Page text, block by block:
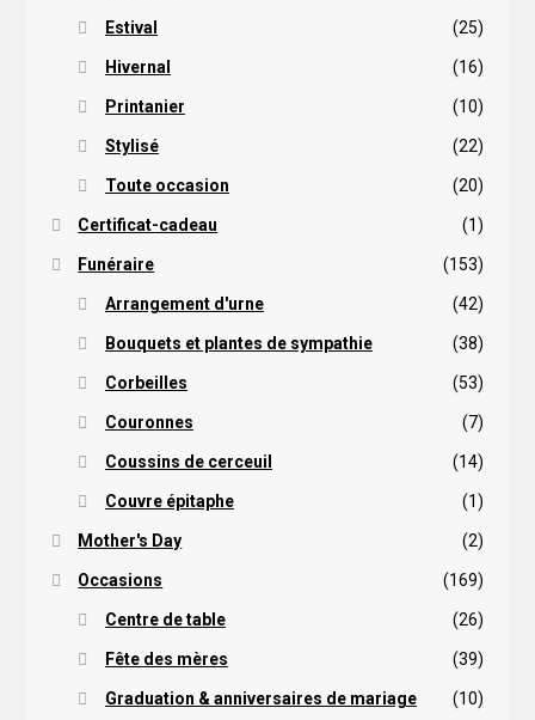
Estival (25)
Hivernal (16)
Printanier (10)
Stylisé (22)
Toute occasion (20)
Certificat-cadeau (1)
Funéraire (153)
Arrangement d'urne (42)
Bouquets et plantes de sympathie (38)
Corbeilles (53)
Couronnes (7)
Coussins de cerceuil (14)
Couvre épitaphe (1)
Mother's Day (2)
Occasions (169)
Centre de table (26)
Fête des mères (39)
Graduation & anniversaires de mariage (10)